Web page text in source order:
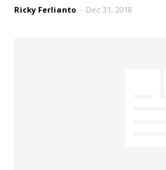
Ricky Ferlianto - Dec 31, 2018